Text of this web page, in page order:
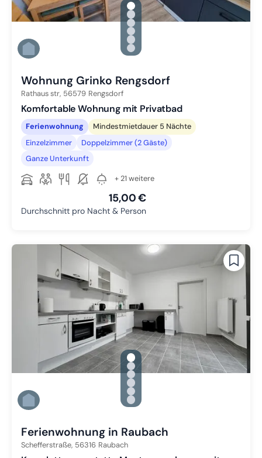
gallery.slide_selector
Zu Slide 1 wechseln
Zu Slide 2 wechseln
Zu Slide 3 wechseln
Zu Slide 4 wechseln
Zu Slide 5 wechseln
Zu Slide 6 wechseln
Wohnung Grinko Rengsdorf
Rathaus str, 56579 Rengsdorf
Komfortable Wohnung mit Privatbad
Ferienwohnung
Mindestmietdauer 5 Nächte
Einzelzimmer
Doppelzimmer (2 Gäste)
Ganze Unterkunft
+ 21 weitere
15,00 €
Durchschnitt pro Nacht & Person
gallery.slide_selector
Zu Slide 1 wechseln
Zu Slide 2 wechseln
Zu Slide 3 wechseln
Zu Slide 4 wechseln
Zu Slide 5 wechseln
Zu Slide 6 wechseln
Ferienwohnung in Raubach
Schefferstraße, 56316 Raubach